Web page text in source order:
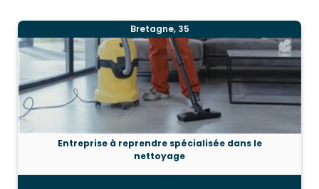
Bretagne, 35
Entreprise à reprendre spécialisée dans le
nettoyage